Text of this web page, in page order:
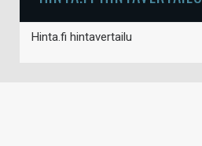
Hinta.fi hintavertailu